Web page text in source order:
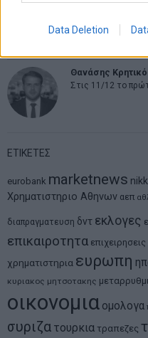
Data Deletion
Νικόλαος
μοντέλο
Θανάσης
Στις 11/12 το
ΕΤΙΚΕΤΕΣ
eurobank marketnews
Χρηματιστηριο Αθηνων αεπ
διαπραγματευση δντ εκλογες
επικαιροτητα επιχειρησεις
χρηματιστηρια ευρωπη
κυριακος μητσοτακης
οικονομια ομολογα
συριζα τουρκια τραπεζες